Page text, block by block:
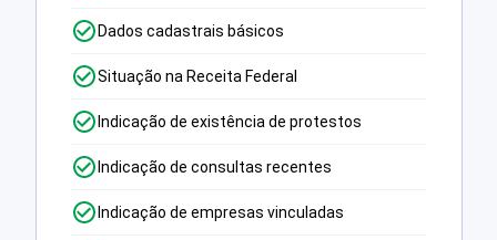
Dados cadastrais básicos
Situação na Receita Federal
Indicação de existência de protestos
Indicação de consultas recentes
Indicação de empresas vinculadas